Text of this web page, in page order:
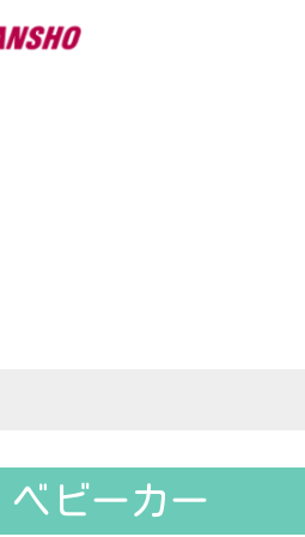
ベビーカー